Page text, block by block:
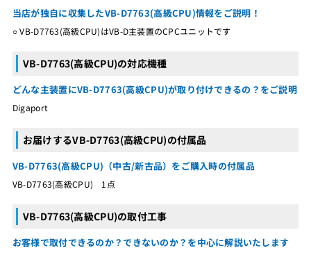
当店が独自に収集したVB-D7763(高級CPU)情報をご説明！
○ VB-D7763(高級CPU)はVB-D主装置のCPCユニットです
VB-D7763(高級CPU)の対応機種
どんな主装置にVB-D7763(高級CPU)が取り付けできるの？をご説明
Digaport
お届けするVB-D7763(高級CPU)の付属品
VB-D7763(高級CPU)（中古/新古品）をご購入時の付属品
VB-D7763(高級CPU) 1点
VB-D7763(高級CPU)の取付工事
お客様で取付できるのか？できないのか？を中心に解説いたします